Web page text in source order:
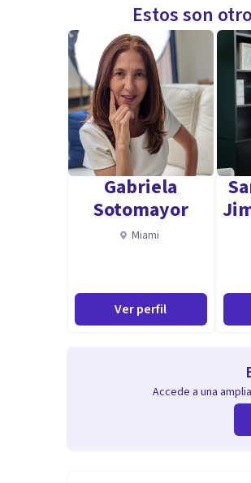
Estos son
Gabriela
Sotomayor
Miami
Ver perfil
Accede a una